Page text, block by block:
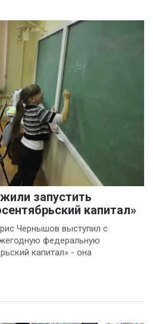
запустить
капитал»
Чернышов выступил с
федеральную
капитал» - она